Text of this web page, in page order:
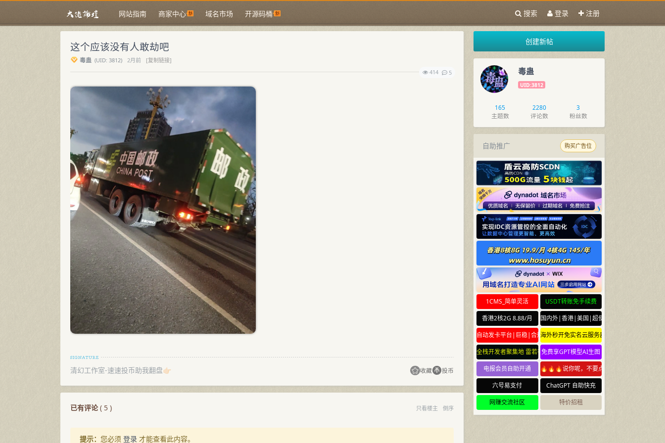
网站指南 商家中心 域名市场 开源码桶 搜索 登录 注册
这个应该没有人敢劫吧
毒蛊 (UID: 3812) 2月前
[复制链接]
414
5
清幻工作室-速速投币助我翻盘👉🏻 收藏 投币
已有评论( 5 ) 只看楼主 倒序
提示： 您必须 登录 才能查看此内容。
创建新帖
毒蛊
UID:3812
165
主题数
2280
评论数
3
粉丝数
自助推广 购买广告位
1CMS_简单灵活
USDT转账免手续费
香港2核2G 8.88/月
国内外|香港|美国|超便宜云服务器
自动发卡平台|巨稳|合规海外秒开免实名云服务器
全栈开发者聚集地 雷若社区 leiruo.com
免费享GPT模型AI生图
电报会员自助开通
🔥🔥🔥说你呢，不要点🔥🔥🔥
六号易支付
ChatGPT 自助快充
网赚交流社区
特价招租